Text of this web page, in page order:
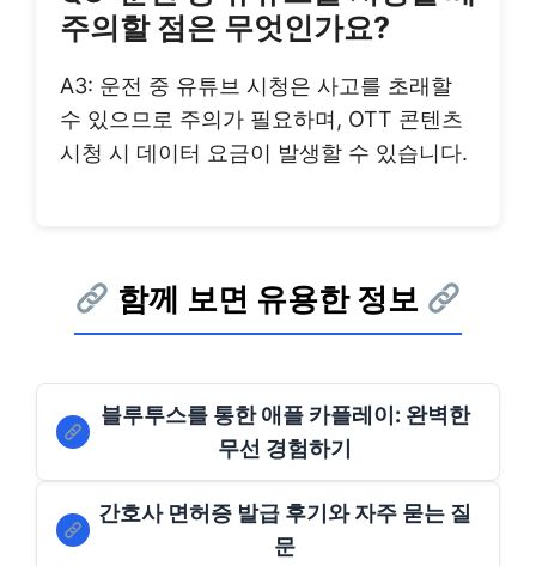
주의할 점은 무엇인가요?
A3: 운전 중 유튜브 시청은 사고를 초래할
수 있으므로 주의가 필요하며, OTT 콘텐츠
시청 시 데이터 요금이 발생할 수 있습니다.
함께 보면 유용한 정보
블루투스를 통한 애플 카플레이: 완벽한
무선 경험하기
간호사 면허증 발급 후기와 자주 묻는 질
문